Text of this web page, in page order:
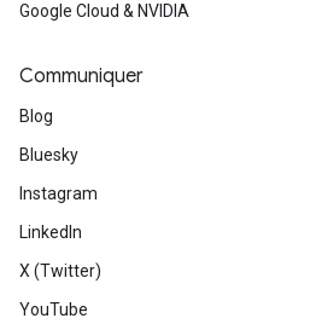
Google Cloud & NVIDIA
Communiquer
Blog
Bluesky
Instagram
LinkedIn
X (Twitter)
YouTube